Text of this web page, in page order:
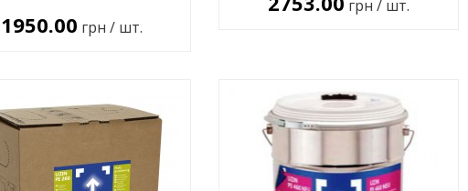
1950.00 грн / шт.
грн / шт.